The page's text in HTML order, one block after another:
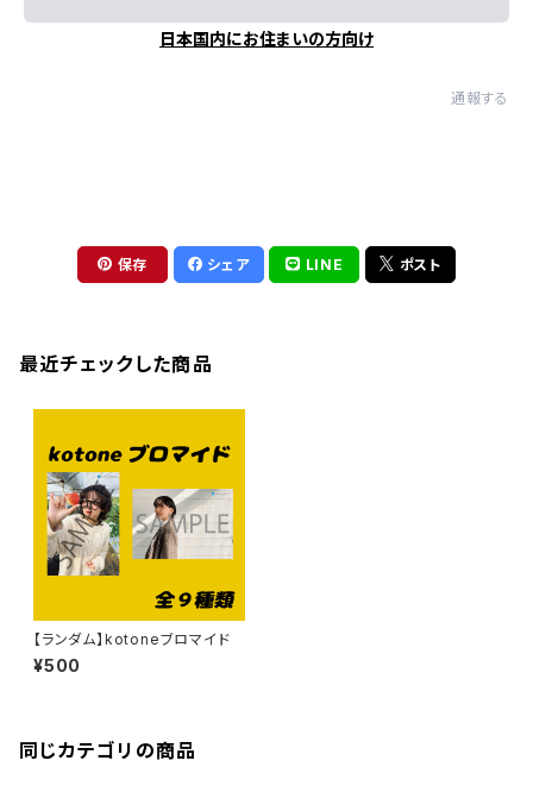
日本国内にお住まいの方向け
通報する
保存 シェア LINE ポスト
最近チェックした商品
【ランダム】kotoneブロマイド
¥500
同じカテゴリの商品